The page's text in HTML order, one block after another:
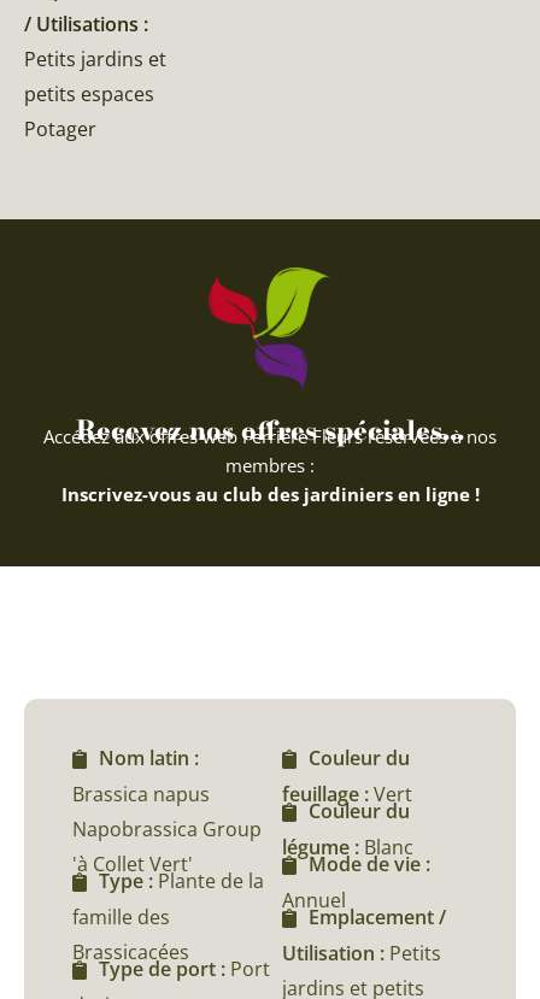
/ Utilisations :
Petits jardins et
petits espaces
Potager
Recevez nos offres spéciales...
Accédez aux offres web Ferriere Fleurs réservées à nos
membres :
Inscrivez-vous au club des jardiniers en ligne !
Nom latin :
Brassica napus
Napobrassica Group
'à Collet Vert'
Type : Plante de la
famille des
Brassicacées
Type de port : Port
Couleur du
feuillage :Vert
Couleur du
légume : Blanc
Mode de vie :
Annuel
Emplacement /
Utilisation : Petits
jardins et petits